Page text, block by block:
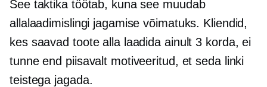
See taktika töötab, kuna see muudab
allalaadimislingi jagamise võimatuks. Kliendid,
kes saavad toote alla laadida ainult 3 korda, ei
tunne end piisavalt motiveeritud, et seda linki
teistega jagada.